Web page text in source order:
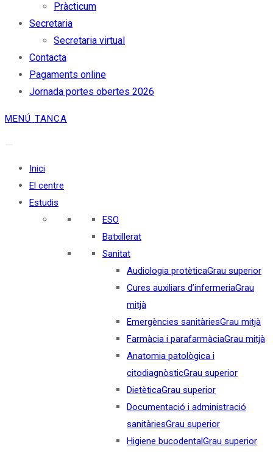
Pràcticum
Secretaria
Secretaria virtual
Contacta
Pagaments online
Jornada portes obertes 2026
MENÚ TANCA
Inici
El centre
Estudis
ESO
Batxillerat
Sanitat
Audiologia protèticaGrau superior
Cures auxiliars d’infermeriaGrau
mitjà
Emergències sanitàriesGrau mitjà
Farmàcia i parafarmàciaGrau mitjà
Anatomia patològica i
citodiagnòsticGrau superior
DietèticaGrau superior
Documentació i administració
sanitàriesGrau superior
Higiene bucodentalGrau superior